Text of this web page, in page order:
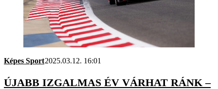
Képes Sport2025.03.12. 16:01
ÚJABB IZGALMAS ÉV VÁRHAT RÁNK –